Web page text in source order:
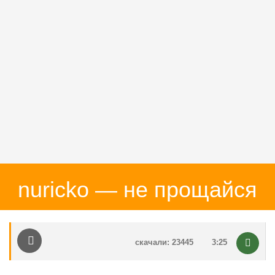
nuricko — не прощайся
3:25
скачали: 23445